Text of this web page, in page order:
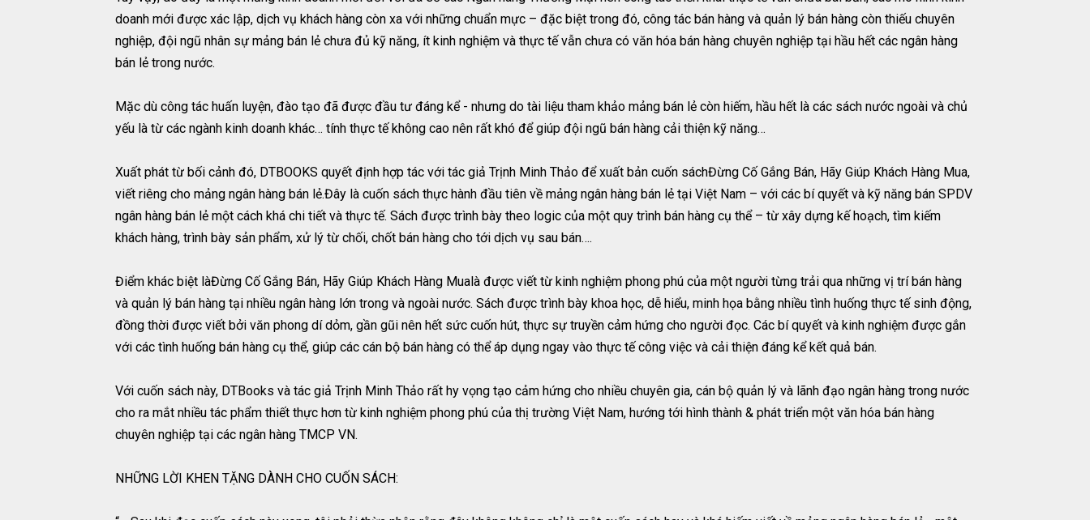
doanh mới được xác lập, dịch vụ khách hàng còn xa với những chuẩn mực – đặc biệt trong đó, công tác bán hàng và quản lý bán hàng còn thiếu chuyên
nghiệp, đội ngũ nhân sự mảng bán lẻ chưa đủ kỹ năng, ít kinh nghiệm và thực tế vẫn chưa có văn hóa bán hàng chuyên nghiệp tại hầu hết các ngân hàng
bán lẻ trong nước.
Mặc dù công tác huấn luyện, đào tạo đã được đầu tư đáng kể - nhưng do tài liệu tham khảo mảng bán lẻ còn hiếm, hầu hết là các sách nước ngoài và chủ
yếu là từ các ngành kinh doanh khác… tính thực tế không cao nên rất khó để giúp đội ngũ bán hàng cải thiện kỹ năng…
Xuất phát từ bối cảnh đó, DTBOOKS quyết định hợp tác với tác giả Trịnh Minh Thảo để xuất bản cuốn sáchĐừng Cố Gắng Bán, Hãy Giúp Khách Hàng Mua,
viết riêng cho mảng ngân hàng bán lẻ.Đây là cuốn sách thực hành đầu tiên về mảng ngân hàng bán lẻ tại Việt Nam – với các bí quyết và kỹ năng bán SPDV
ngân hàng bán lẻ một cách khá chi tiết và thực tế. Sách được trình bày theo logic của một quy trình bán hàng cụ thể – từ xây dựng kế hoạch, tìm kiếm
khách hàng, trình bày sản phẩm, xử lý từ chối, chốt bán hàng cho tới dịch vụ sau bán….
Điểm khác biệt làĐừng Cố Gắng Bán, Hãy Giúp Khách Hàng Mualà được viết từ kinh nghiệm phong phú của một người từng trải qua những vị trí bán hàng
và quản lý bán hàng tại nhiều ngân hàng lớn trong và ngoài nước. Sách được trình bày khoa học, dễ hiểu, minh họa bằng nhiều tình huống thực tế sinh động,
đồng thời được viết bởi văn phong dí dỏm, gần gũi nên hết sức cuốn hút, thực sự truyền cảm hứng cho người đọc. Các bí quyết và kinh nghiệm được gắn
với các tình huống bán hàng cụ thể, giúp các cán bộ bán hàng có thể áp dụng ngay vào thực tế công việc và cải thiện đáng kể kết quả bán.
Với cuốn sách này, DTBooks và tác giả Trịnh Minh Thảo rất hy vọng tạo cảm hứng cho nhiều chuyên gia, cán bộ quản lý và lãnh đạo ngân hàng trong nước
cho ra mắt nhiều tác phẩm thiết thực hơn từ kinh nghiệm phong phú của thị trường Việt Nam, hướng tới hình thành & phát triển một văn hóa bán hàng
chuyên nghiệp tại các ngân hàng TMCP VN.
NHỮNG LỜI KHEN TẶNG DÀNH CHO CUỐN SÁCH: